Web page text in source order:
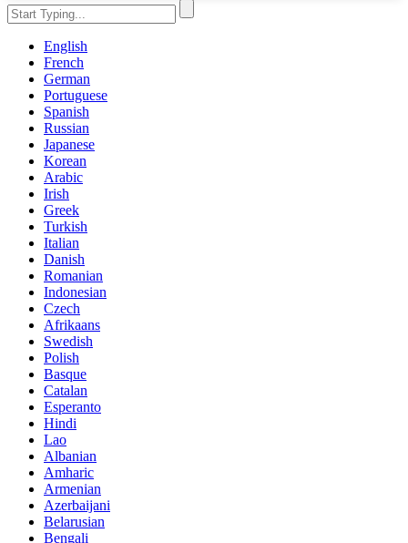
English
French
German
Portuguese
Spanish
Russian
Japanese
Korean
Arabic
Irish
Greek
Turkish
Italian
Danish
Romanian
Indonesian
Czech
Afrikaans
Swedish
Polish
Basque
Catalan
Esperanto
Hindi
Lao
Albanian
Amharic
Armenian
Azerbaijani
Belarusian
Bengali